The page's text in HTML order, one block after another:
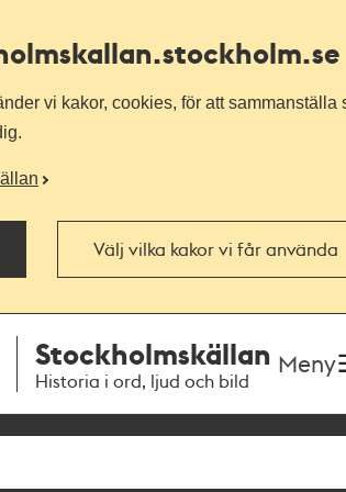
.stockholm.se
vi kakor, cookies, för att sammanställa
Välj vilka kakor vi får använda
Stockholmskällan
Historia i ord, ljud och bild
Meny